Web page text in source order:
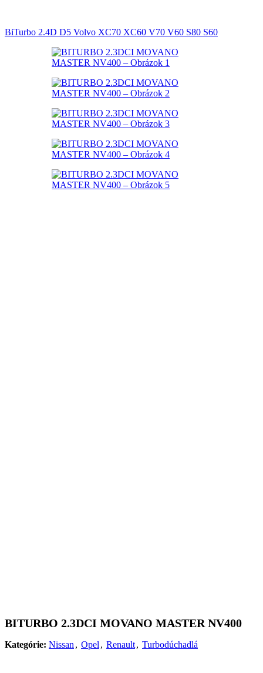
BiTurbo 2.4D D5 Volvo XC70 XC60 V70 V60 S80 S60
BITURBO 2.3DCI MOVANO MASTER NV400
Kategórie: Nissan , Opel , Renault, Turbodúchadlá